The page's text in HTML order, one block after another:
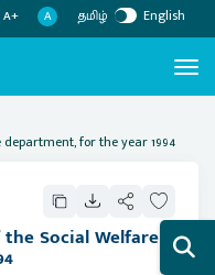
A+ A தமிழ் English
for the year 1994
Social Welfare